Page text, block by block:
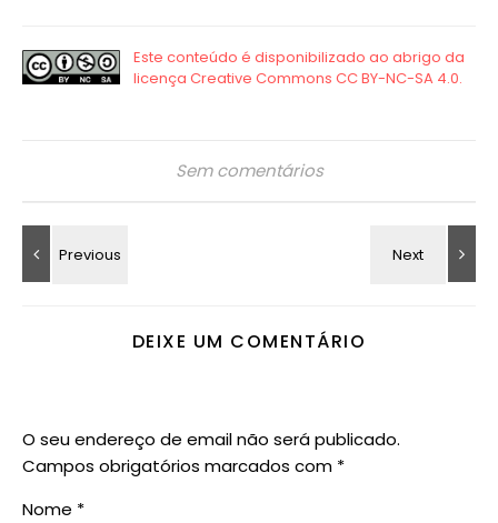
Sem comentários
DEIXE UM COMENTÁRIO
O seu endereço de email não será publicado.
Campos obrigatórios marcados com *
Nome *